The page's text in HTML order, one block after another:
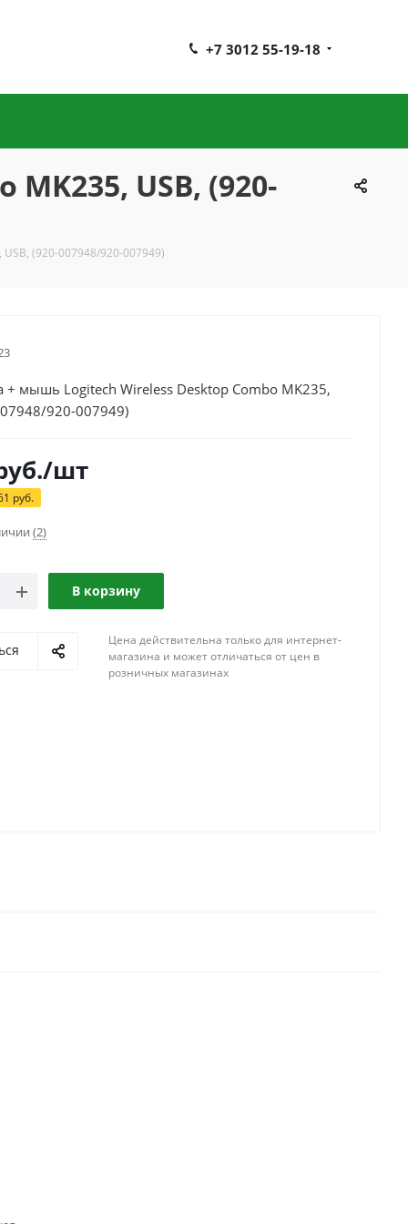
+7 3012 55-19-18
USB, (920-
(920-007948/920-007949)
+ мышь Logitech Wireless Desktop Combo MK235,
920-007949)
/шт
руб.
(2)
В корзину
Цена действительна только для интернет-
магазина и может отличаться от цен в
розничных магазинах